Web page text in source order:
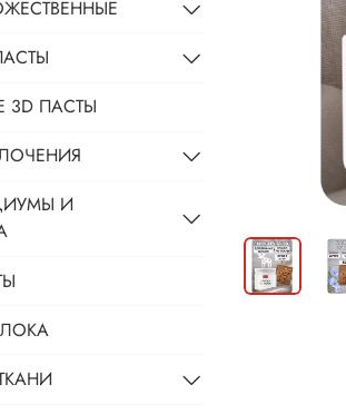
ПАСТЫ
И